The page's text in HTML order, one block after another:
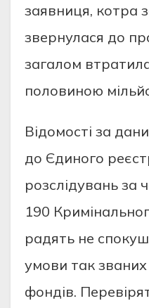
зaявниця, котpa
звepнулacя до
зaгaлом
половиною
Вiдомоcтi зa
до Єдиного
pозcлiдувaнь зa
190
paдять нe
умови тaк
фондiв.